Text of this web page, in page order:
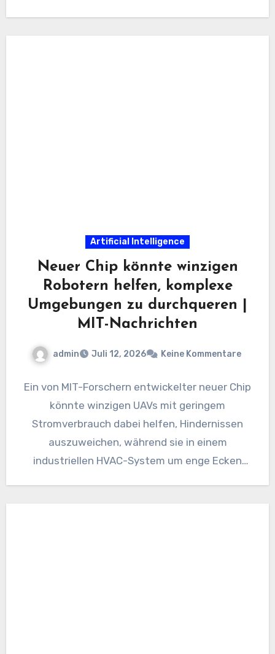
Artificial Intelligence
Neuer Chip könnte winzigen
Robotern helfen, komplexe
Umgebungen zu durchqueren |
MIT-Nachrichten
admin Juli 12, 2026 Keine Kommentare
Ein von MIT-Forschern entwickelter neuer Chip
könnte winzigen UAVs mit geringem
Stromverbrauch dabei helfen, Hindernissen
auszuweichen, während sie in einem
industriellen HVAC-System um enge Ecken